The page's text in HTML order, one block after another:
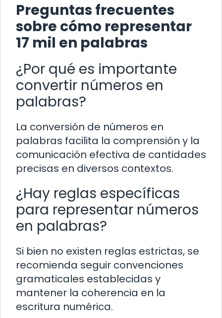
Preguntas frecuentes
sobre cómo representar
17 mil en palabras
¿Por qué es importante
convertir números en
palabras?
La conversión de números en
palabras facilita la comprensión y la
comunicación efectiva de cantidades
precisas en diversos contextos.
¿Hay reglas específicas
para representar números
en palabras?
Si bien no existen reglas estrictas, se
recomienda seguir convenciones
gramaticales establecidas y
mantener la coherencia en la
escritura numérica.